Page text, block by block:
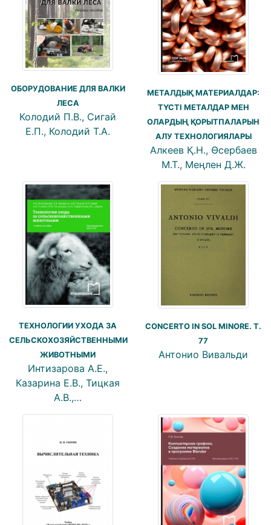
ОБОРУДОВАНИЕ ДЛЯ ВАЛКИ
ЛЕСА
Колодий П.В., Сигай
Е.П., Колодий Т.А.
МЕТАЛДЫҚ МАТЕРИАЛДАР:
ТҮСТІ МЕТАЛДАР МЕН
ОЛАРДЫҢ ҚОРЫТПАЛАРЫН
АЛУ ТЕХНОЛОГИЯЛАРЫ
Алкеев Қ.Н., Өсербаев
М.Т., Меңлен Д.Ж.
ТЕХНОЛОГИИ УХОДА ЗА
СЕЛЬСКОХОЗЯЙСТВЕННЫМИ
ЖИВОТНЫМИ
Интизарова А.Е.,
Казарина Е.В., Тицкая
А.В.,…
CONCERTO IN SOL MINORE. T.
77
Антонио Вивальди